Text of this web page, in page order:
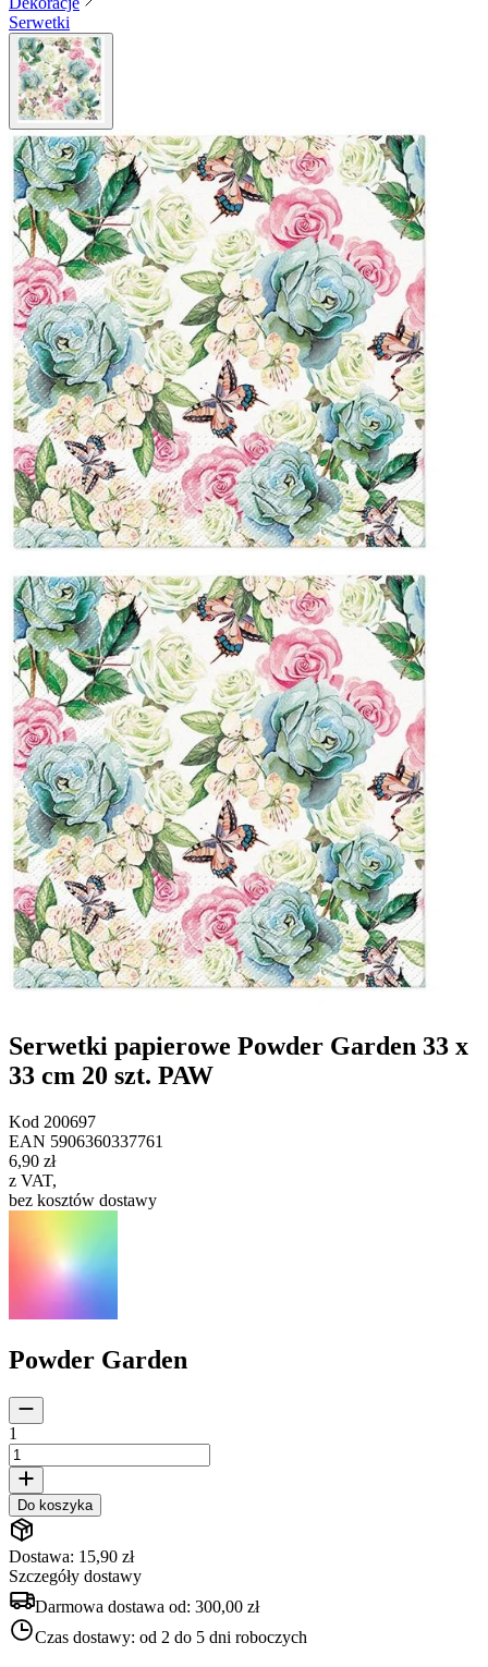
Serwetki
Serwetki papierowe Powder Garden 33 x
33 cm 20 szt. PAW
Kod 200697
EAN 5906360337761
6,90 zł
z VAT,
bez kosztów dostawy
Powder Garden
1
Do koszyka
Dostawa: 15,90 zł
Szczegóły dostawy
Darmowa dostawa od: 300,00 zł
Czas dostawy: od 2 do 5 dni roboczych